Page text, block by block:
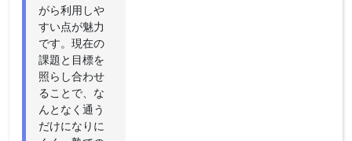
がら利用しや
すい点が魅力
です。現在の
課題と目標を
照らし合わせ
ることで、な
んとなく通う
だけになりに